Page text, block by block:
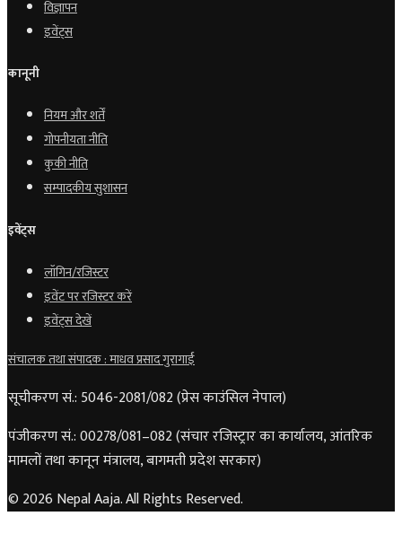
विज्ञापन
इवेंट्स
कानूनी
नियम और शर्तें
गोपनीयता नीति
कुकी नीति
सम्पादकीय सुशासन
इवेंट्स
लॉगिन/रजिस्टर
इवेंट पर रजिस्टर करें
इवेंट्स देखें
संचालक तथा संपादक : माधव प्रसाद गुरागाईं
सूचीकरण सं.: 5046-2081/082 (प्रेस काउंसिल नेपाल)
पंजीकरण सं.: 00278/081–082 (संचार रजिस्ट्रार का कार्यालय, आंतरिक
मामलों तथा कानून मंत्रालय, बागमती प्रदेश सरकार)
© 2026 Nepal Aaja. All Rights Reserved.